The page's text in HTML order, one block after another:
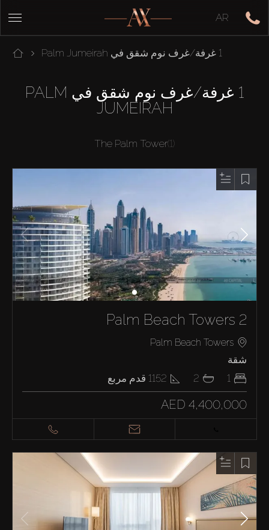
AR
1 غرفة/غرف نوم شقق في Palm Jumeirah
1 غرفة/غرف نوم شقق في PALM
JUMEIRAH
The Palm Tower(1)
Palm Beach Towers 2
Palm Beach Towers
شقة
1
2
1152 قدم مربع
AED 4,400,000